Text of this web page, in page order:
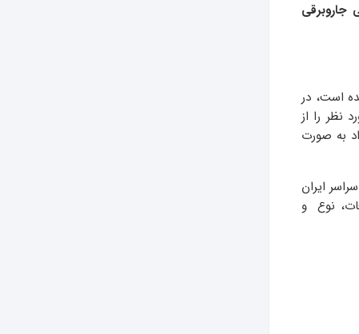
جاروبرقی
است، در
نظر را از
پی امداد به صورت
ایران
نوع و